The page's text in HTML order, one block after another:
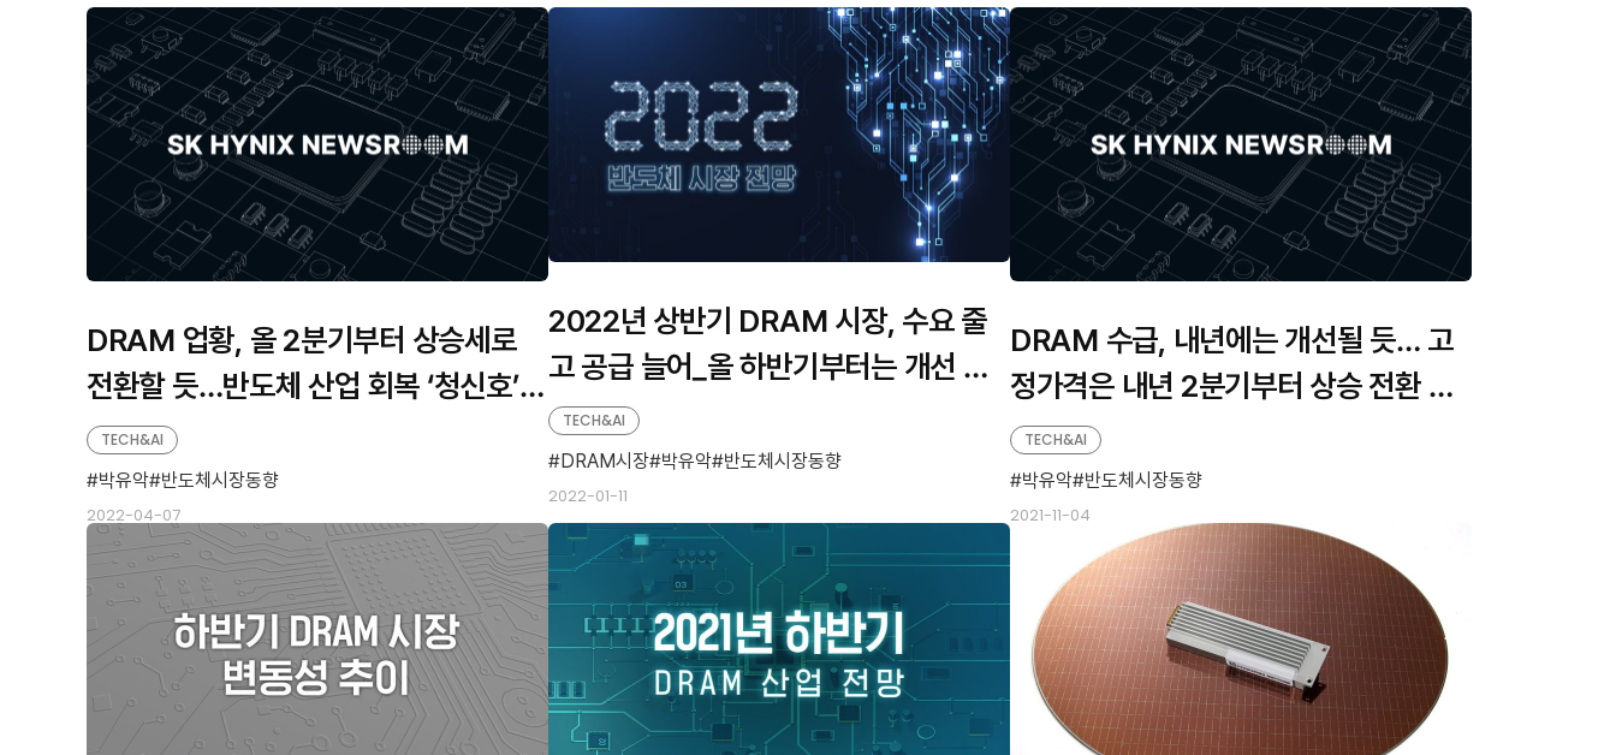
DRAM 업황, 올 2분기부터 상승세로
전환할 듯…반도체 산업 회복 ‘청신호’될
까?
2022-04-07
TECH&AI
박유악 반도체시장동향
2022년 상반기 DRAM 시장, 수요 줄
고 공급 늘어_올 하반기부터는 개선 전
망
2022-01-11
TECH&AI
DRAM시장 박유악 반도체시장동향
DRAM 수급, 내년에는 개선될 듯… 고
정가격은 내년 2분기부터 상승 전환 기
대
2021-11-04
TECH&AI
박유악 반도체시장동향